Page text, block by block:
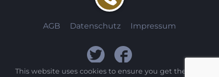
AGB Datenschutz Impressum
This website uses cookies to ensure you get the best